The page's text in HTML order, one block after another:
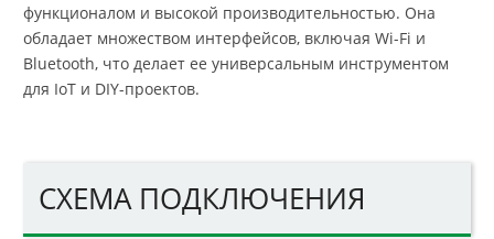
функционалом и высокой производительностью. Она
обладает множеством интерфейсов, включая Wi-Fi и
Bluetooth, что делает ее универсальным инструментом
для IoT и DIY-проектов.
СХЕМА ПОДКЛЮЧЕНИЯ